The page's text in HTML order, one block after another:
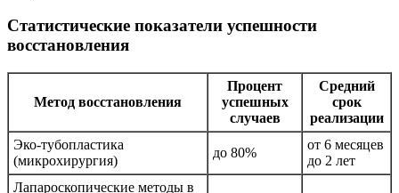
Статистические показатели успешности
восстановления
Метод восстановления
Процент
успешных
случаев
Средний
срок
реализации
Эко-тубопластика
(микрохирургия)
до 80%
от 6 месяцев
до 2 лет
Лапароскопические методы в